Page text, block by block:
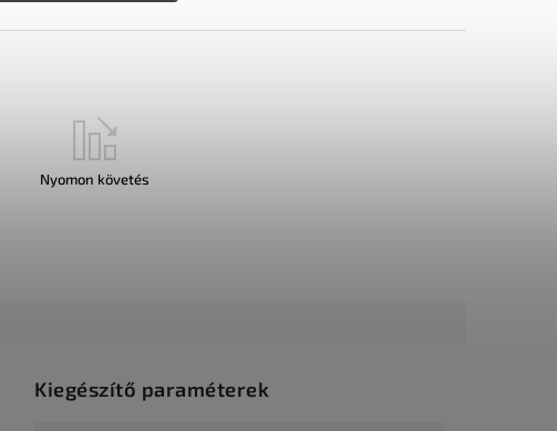
Nyomon követés
Kiegészítő paraméterek